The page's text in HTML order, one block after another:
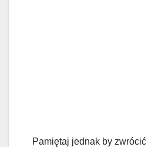
Pamiętaj jednak by